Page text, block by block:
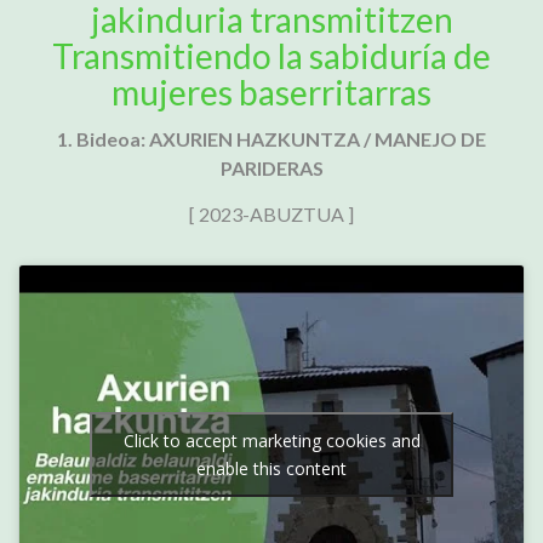
jakinduria transmititzen
Transmitiendo la sabiduría de
mujeres baserritarras
1. Bideoa: AXURIEN HAZKUNTZA / MANEJO DE
PARIDERAS
[ 2023-ABUZTUA ]
Click to accept marketing cookies and
enable this content